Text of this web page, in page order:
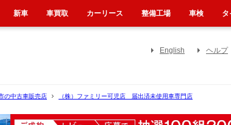
English ヘルプ
の中古車販売店
（株）ファミリー可児店 届出済未使用車専門店
新車 車買取 カーリース 整備工場 車検 タ